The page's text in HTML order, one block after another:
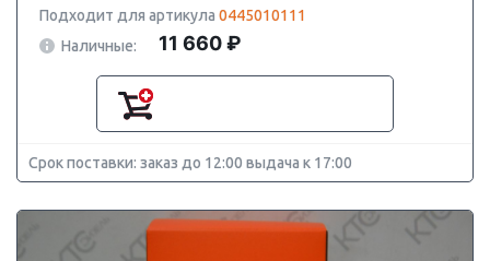
Подходит для артикула 0445010111
Наличные:
11 660 ₽
Срок поставки: заказ до 12:00 выдача к 17:00